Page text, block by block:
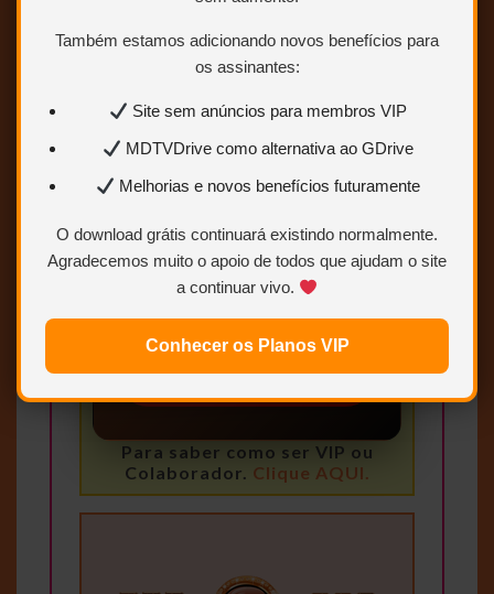
Também estamos adicionando novos benefícios para
os assinantes:
Site sem anúncios para membros VIP
MDTVDrive como alternativa ao GDrive
Melhorias e novos benefícios futuramente
O download grátis continuará existindo normalmente.
Agradecemos muito o apoio de todos que ajudam o site
a continuar vivo.
Conhecer os Planos VIP
Conteúdo exclusivo
para visualizar os links de
download.
Sem limites
Mais velocidade
Para saber como ser VIP ou
Colaborador. Clique AQUI.